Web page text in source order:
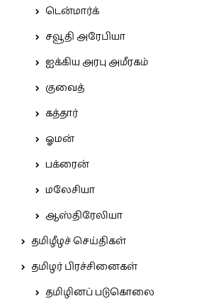
டென்மார்க்
சவூதி அரேபியா
ஐக்கிய அரபு அமீரகம்
குவைத்
கத்தார்
ஓமன்
பக்ரைன்
மலேசியா
ஆஸ்திரேலியா
தமிழீழச் செய்திகள்
தமிழர் பிரச்சினைகள்
தமிழினப் படுகொலை